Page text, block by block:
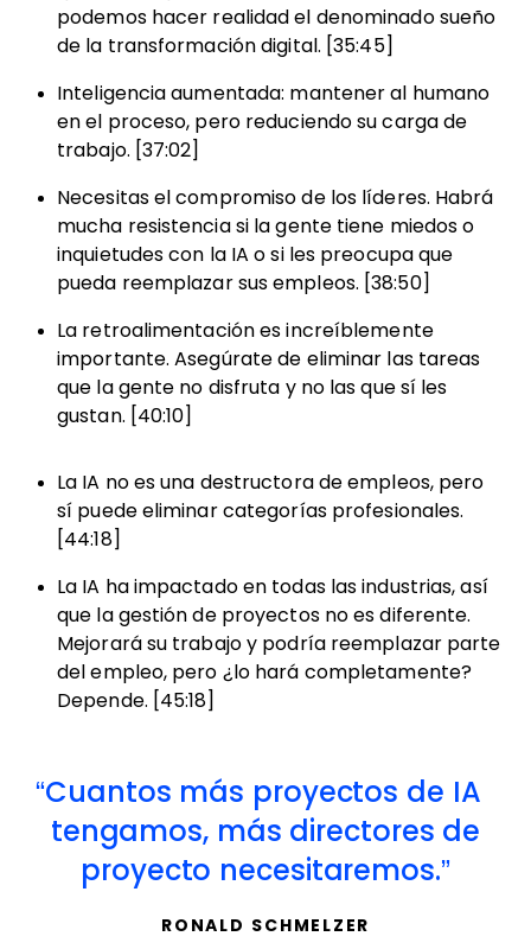
podemos hacer realidad el denominado sueño
de la transformación digital. [35:45]
Inteligencia aumentada: mantener al humano
en el proceso, pero reduciendo su carga de
trabajo. [37:02]
Necesitas el compromiso de los líderes. Habrá
mucha resistencia si la gente tiene miedos o
inquietudes con la IA o si les preocupa que
pueda reemplazar sus empleos. [38:50]
La retroalimentación es increíblemente
importante. Asegúrate de eliminar las tareas
que la gente no disfruta y no las que sí les
gustan. [40:10]
La IA no es una destructora de empleos, pero
sí puede eliminar categorías profesionales.
[44:18]
La IA ha impactado en todas las industrias, así
que la gestión de proyectos no es diferente.
Mejorará su trabajo y podría reemplazar parte
del empleo, pero ¿lo hará completamente?
Depende. [45:18]
Cuantos más proyectos de IA
tengamos, más directores de
proyecto necesitaremos.
RONALD SCHMELZER